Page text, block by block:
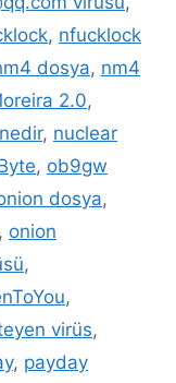
, nfucklock
dosya, nm4
2.0,
, nuclear
, ob9gw
dosya,
, onion
,
,
virüs,
, payday